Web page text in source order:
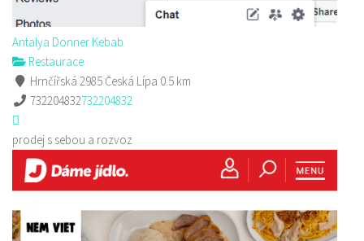
Antalya Donner Kebab
Restaurace
Hrnčířská 2985 Česká Lípa 0.5 km
732204832732204832
prodej s sebou a rozvoz